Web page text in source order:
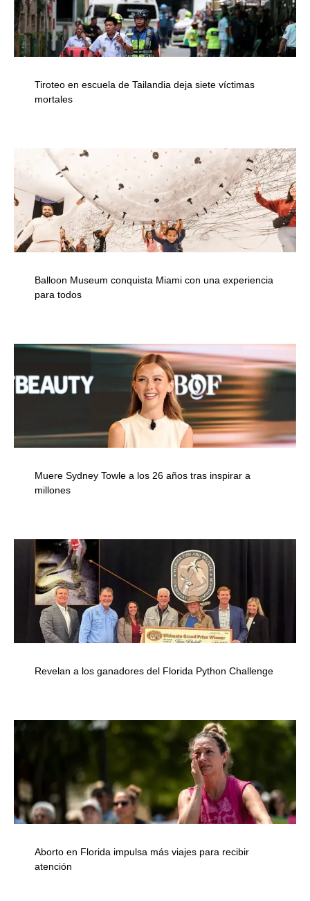
Tiroteo en escuela de Tailandia deja siete víctimas
mortales
Balloon Museum conquista Miami con una experiencia
para todos
Muere Sydney Towle a los 26 años tras inspirar a
millones
Revelan a los ganadores del Florida Python Challenge
Aborto en Florida impulsa más viajes para recibir
atención